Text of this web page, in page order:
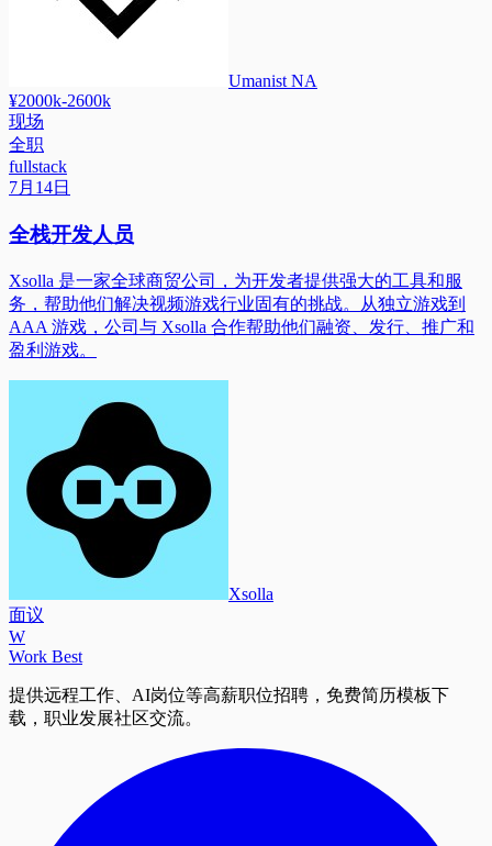
Umanist NA
¥2000k-2600k
现场
全职
fullstack
7月14日
全栈开发人员
Xsolla 是一家全球商贸公司，为开发者提供强大的工具和服
务，帮助他们解决视频游戏行业固有的挑战。从独立游戏到
AAA 游戏，公司与 Xsolla 合作帮助他们融资、发行、推广和
盈利游戏。
Xsolla
面议
W
Work Best
提供远程工作、AI岗位等高薪职位招聘，免费简历模板下
载，职业发展社区交流。